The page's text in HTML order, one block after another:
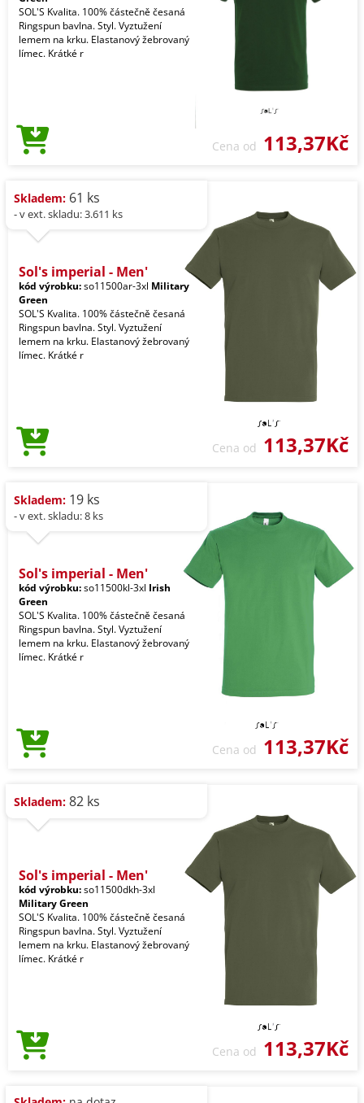
SOL'S Kvalita. 100% částečně česaná
Ringspun bavlna. Styl. Vyztužení
lemem na krku. Elastanový žebrovaný
límec. Krátké r
Cena od 113,37Kč
Skladem: 61 ks
- v ext. skladu: 3.611 ks
Sol's imperial - Men'
kód výrobku:so11500ar-3xl Military
Green
SOL'S Kvalita. 100% částečně česaná
Ringspun bavlna. Styl. Vyztužení
lemem na krku. Elastanový žebrovaný
límec. Krátké r
Cena od 113,37Kč
Skladem: 19 ks
- v ext. skladu: 8 ks
Sol's imperial - Men'
kód výrobku:so11500kl-3xl Irish
Green
SOL'S Kvalita. 100% částečně česaná
Ringspun bavlna. Styl. Vyztužení
lemem na krku. Elastanový žebrovaný
límec. Krátké r
Cena od 113,37Kč
Skladem: 82 ks
Sol's imperial - Men'
kód výrobku:so11500dkh-3xl
Military Green
SOL'S Kvalita. 100% částečně česaná
Ringspun bavlna. Styl. Vyztužení
lemem na krku. Elastanový žebrovaný
límec. Krátké r
Cena od 113,37Kč